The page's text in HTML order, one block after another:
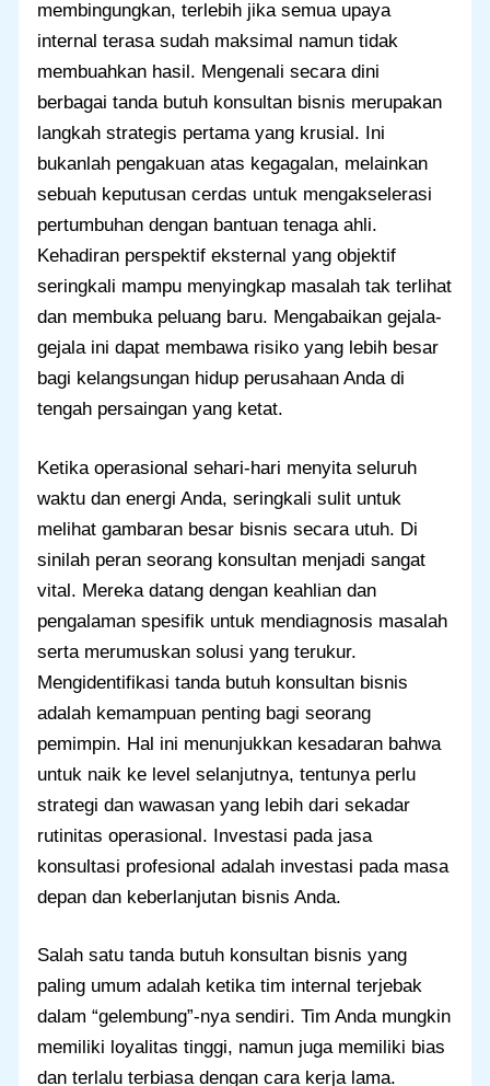
membingungkan, terlebih jika semua upaya
internal terasa sudah maksimal namun tidak
membuahkan hasil. Mengenali secara dini
berbagai tanda butuh konsultan bisnis merupakan
langkah strategis pertama yang krusial. Ini
bukanlah pengakuan atas kegagalan, melainkan
sebuah keputusan cerdas untuk mengakselerasi
pertumbuhan dengan bantuan tenaga ahli.
Kehadiran perspektif eksternal yang objektif
seringkali mampu menyingkap masalah tak terlihat
dan membuka peluang baru. Mengabaikan gejala-
gejala ini dapat membawa risiko yang lebih besar
bagi kelangsungan hidup perusahaan Anda di
tengah persaingan yang ketat.
Ketika operasional sehari-hari menyita seluruh
waktu dan energi Anda, seringkali sulit untuk
melihat gambaran besar bisnis secara utuh. Di
sinilah peran seorang konsultan menjadi sangat
vital. Mereka datang dengan keahlian dan
pengalaman spesifik untuk mendiagnosis masalah
serta merumuskan solusi yang terukur.
Mengidentifikasi tanda butuh konsultan bisnis
adalah kemampuan penting bagi seorang
pemimpin. Hal ini menunjukkan kesadaran bahwa
untuk naik ke level selanjutnya, tentunya perlu
strategi dan wawasan yang lebih dari sekadar
rutinitas operasional. Investasi pada jasa
konsultasi profesional adalah investasi pada masa
depan dan keberlanjutan bisnis Anda.
Salah satu tanda butuh konsultan bisnis yang
paling umum adalah ketika tim internal terjebak
dalam “gelembung”-nya sendiri. Tim Anda mungkin
memiliki loyalitas tinggi, namun juga memiliki bias
dan terlalu terbiasa dengan cara kerja lama.